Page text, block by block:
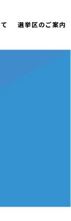
選挙区のご案内